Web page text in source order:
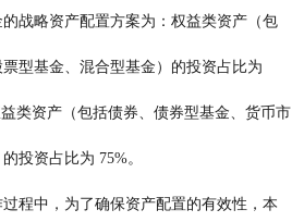
辅。本基金的战略资产配置方案为：权益类资产（包
括股票、股票型基金、混合型基金）的投资占比为
25%，非权益类资产（包括债券、债券型基金、货币市
场基金等）的投资占比为 75%。
在基金运作过程中，为了确保资产配置的有效性，本